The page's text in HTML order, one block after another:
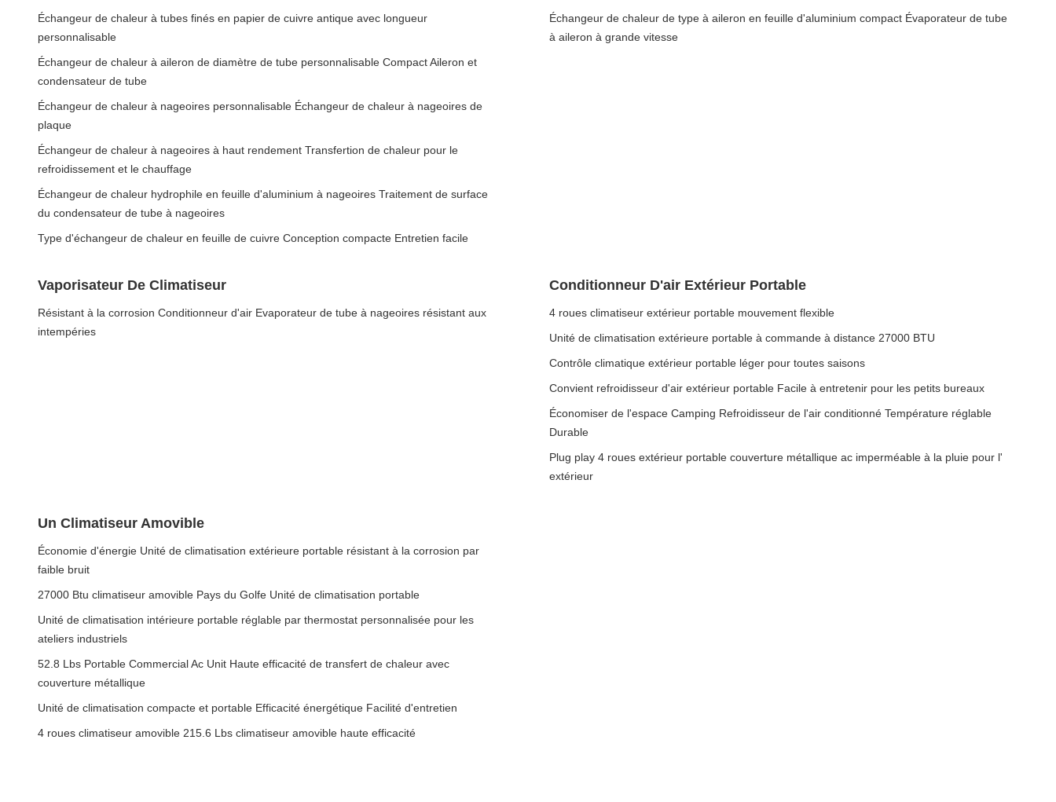
Échangeur de chaleur à tubes finés en papier de cuivre antique avec longueur
personnalisable
Échangeur de chaleur à aileron de diamètre de tube personnalisable Compact Aileron et
condensateur de tube
Échangeur de chaleur à nageoires personnalisable Échangeur de chaleur à nageoires de
plaque
Échangeur de chaleur à nageoires à haut rendement Transfertion de chaleur pour le
refroidissement et le chauffage
Échangeur de chaleur hydrophile en feuille d'aluminium à nageoires Traitement de surface
du condensateur de tube à nageoires
Type d'échangeur de chaleur en feuille de cuivre Conception compacte Entretien facile
Échangeur de chaleur de type à aileron en feuille d'aluminium compact Évaporateur de tube
à aileron à grande vitesse
Vaporisateur De Climatiseur
Résistant à la corrosion Conditionneur d'air Evaporateur de tube à nageoires résistant aux
intempéries
Conditionneur D'air Extérieur Portable
4 roues climatiseur extérieur portable mouvement flexible
Unité de climatisation extérieure portable à commande à distance 27000 BTU
Contrôle climatique extérieur portable léger pour toutes saisons
Convient refroidisseur d'air extérieur portable Facile à entretenir pour les petits bureaux
Économiser de l'espace Camping Refroidisseur de l'air conditionné Température réglable
Durable
Plug play 4 roues extérieur portable couverture métallique ac imperméable à la pluie pour l'
extérieur
Un Climatiseur Amovible
Économie d'énergie Unité de climatisation extérieure portable résistant à la corrosion par
faible bruit
27000 Btu climatiseur amovible Pays du Golfe Unité de climatisation portable
Unité de climatisation intérieure portable réglable par thermostat personnalisée pour les
ateliers industriels
52.8 Lbs Portable Commercial Ac Unit Haute efficacité de transfert de chaleur avec
couverture métallique
Unité de climatisation compacte et portable Efficacité énergétique Facilité d'entretien
4 roues climatiseur amovible 215.6 Lbs climatiseur amovible haute efficacité